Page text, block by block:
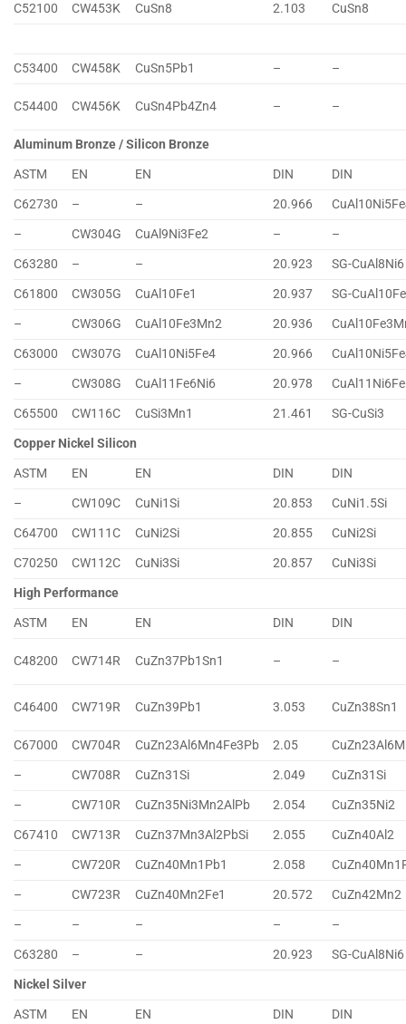
C52100
CW453K CuSn8 2.103 CuSn8
C53400 CW458K CuSn5Pb1 – –
C54400 CW456K CuSn4Pb4Zn4 – –
Aluminum Bronze / Silicon Bronze
ASTM
EN EN DIN
DIN
C62730
– – 20.966
–
CW304G CuAl9Ni3Fe2 –
–
C63280
– – 20.923
SG-CuAl8Ni6
C61800
CW305G CuAl10Fe1 20.937
SG-CuAl10Fe
–
CW306G CuAl10Fe3Mn2 20.936
C63000
CW307G CuAl10Ni5Fe4 20.966
–
CW308G CuAl11Fe6Ni6 20.978
C65500
CW116C CuSi3Mn1 21.461
SG-CuSi3
Copper Nickel Silicon
ASTM
EN EN DIN
DIN
–
CW109C CuNi1Si 20.853
CuNi1.5Si
C64700
CW111C CuNi2Si 20.855
CuNi2Si
C70250
CW112C CuNi3Si 20.857
CuNi3Si
High Performance
ASTM
EN EN DIN DIN
C48200 CW714R CuZn37Pb1Sn1 – –
C46400 CW719R CuZn39Pb1 3.053 CuZn38Sn1
C67000 CW704R CuZn23Al6Mn4Fe3Pb 2.05
–
CW708R CuZn31Si 2.049
CuZn31Si
–
CW710R CuZn35Ni3Mn2AlPb 2.054
CuZn35Ni2
C67410
CW713R CuZn37Mn3Al2PbSi 2.055
CuZn40Al2
–
CW720R CuZn40Mn1Pb1 2.058
–
CW723R CuZn40Mn2Fe1 20.572
CuZn42Mn2
–
– – –
–
C63280
– – 20.923
SG-CuAl8Ni6
Nickel Silver
ASTM
EN EN DIN
DIN